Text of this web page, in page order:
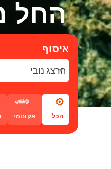
החל מ- €42
איסוף
הרצג נובי
הכל אקונומי